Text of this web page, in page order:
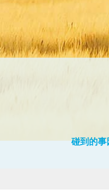
碰到的事